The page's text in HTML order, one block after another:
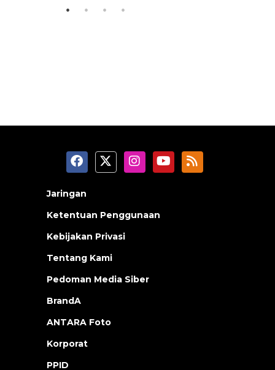
Jaringan
Ketentuan Penggunaan
Kebijakan Privasi
Tentang Kami
Pedoman Media Siber
BrandA
ANTARA Foto
Korporat
PPID